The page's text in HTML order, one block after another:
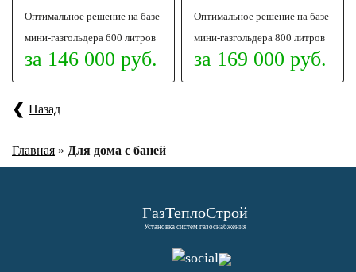
Оптимальное решение на базе
мини-газгольдера 600 литров
за 146 000 руб.
Оптимальное решение на базе
мини-газгольдера 800 литров
за 169 000 руб.
Назад
Главная » Для дома с баней
ГазТеплоСтрой
Установка систем газоснабжения